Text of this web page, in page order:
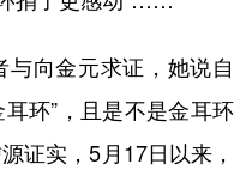
向金元求证，她说自
耳环”，且是不是金耳环
证实，5月17日以来，